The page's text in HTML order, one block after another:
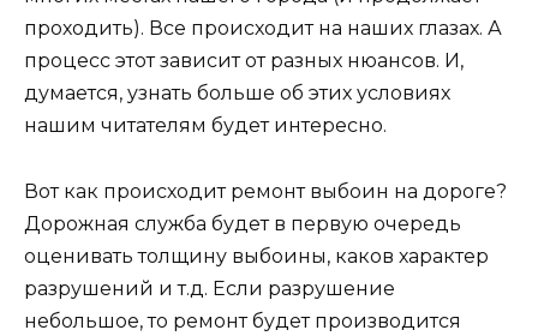
проходить). Все происходит на наших глазах. А
процесс этот зависит от разных нюансов. И,
думается, узнать больше об этих условиях
нашим читателям будет интересно.
Вот как происходит ремонт выбоин на дороге?
Дорожная служба будет в первую очередь
оценивать толщину выбоины, каков характер
разрушений и т.д. Если разрушение
небольшое, то ремонт будет производится